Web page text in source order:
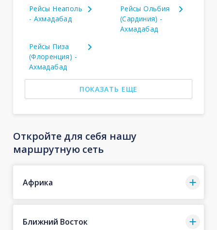
Рейсы Неаполь
- Ахмадабад
Рейсы Ольбия
(Сардиния) -
Ахмадабад
Рейсы Пиза
(Флоренция) -
Ахмадабад
ПОКАЗАТЬ ЕЩЕ
Откройте для себя нашу
маршрутную сеть
Африка
Ближний Восток